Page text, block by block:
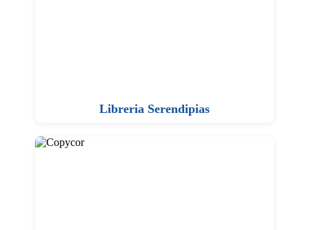
Libreria Serendipias